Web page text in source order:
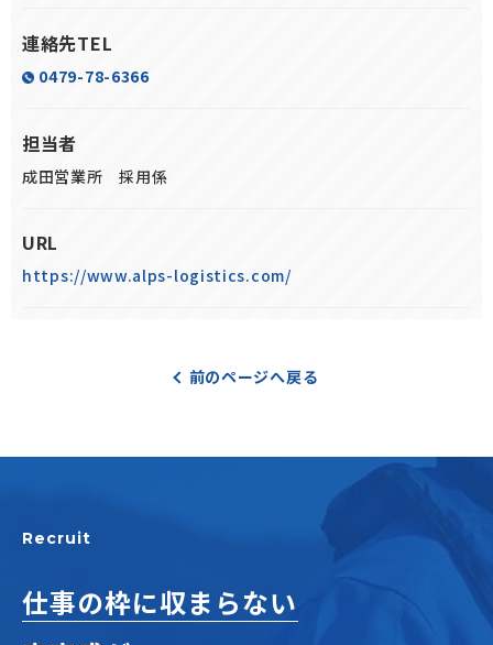
連絡先TEL
0479-78-6366
担当者
成田営業所 採用係
URL
https://www.alps-logistics.com/
前のページへ戻る
Recruit
仕事の枠に収まらない